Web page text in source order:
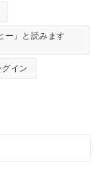
ー』と読みます
グイン